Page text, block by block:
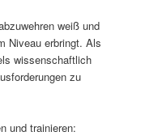
weiß und
Niveau erbringt. Als
wissenschaftlich
zu
und trainieren: